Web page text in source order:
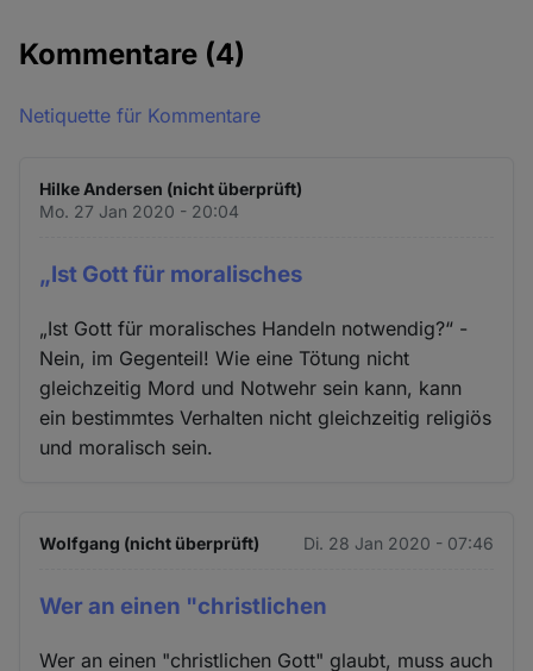
Kommentare (4)
Netiquette für Kommentare
Hilke Andersen (nicht überprüft)
Mo. 27 Jan 2020 - 20:04
„Ist Gott für moralisches
„Ist Gott für moralisches Handeln notwendig?“ -
Nein, im Gegenteil! Wie eine Tötung nicht
gleichzeitig Mord und Notwehr sein kann, kann
ein bestimmtes Verhalten nicht gleichzeitig religiös
und moralisch sein.
Wolfgang (nicht überprüft) Di. 28 Jan 2020 - 07:46
Wer an einen "christlichen
Wer an einen "christlichen Gott" glaubt, muss auch